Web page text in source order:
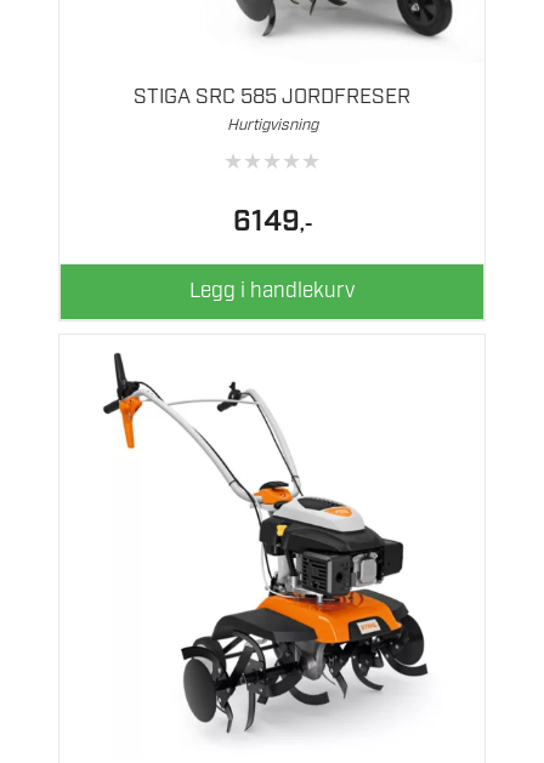
STIGA SRC 585 JORDFRESER
Hurtigvisning
★★★★★
6149,-
Legg i handlekurv